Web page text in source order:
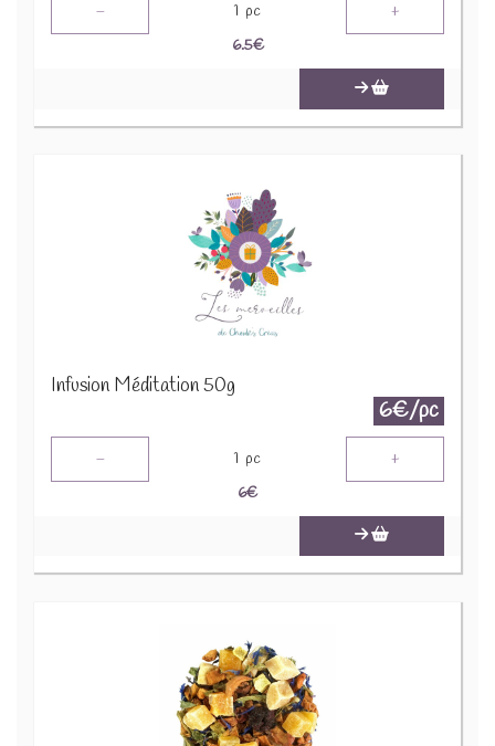
- 1 pc +
6.5€
Infusion Méditation 50g
6€/pc
- 1 pc +
6€